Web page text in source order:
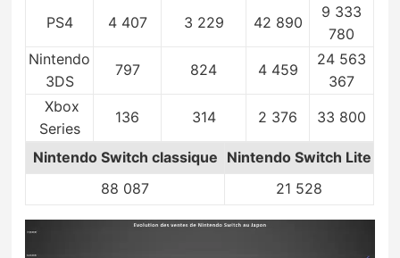
PS4 4 407 3 229 42 890
9 333
780
Nintendo
3DS
797 824 4 459
24 563
367
Xbox
Series
136 314 2 376 33 800
Nintendo Switch classique Nintendo Switch Lite
88 087
21 528